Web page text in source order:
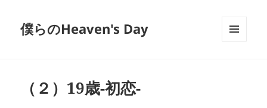
僕らのHeaven's Day
（２）19歳-初恋-